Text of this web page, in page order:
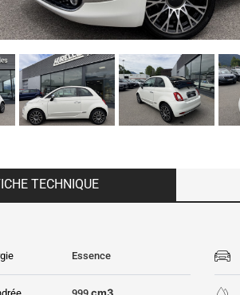
TECHNIQUE
Essence